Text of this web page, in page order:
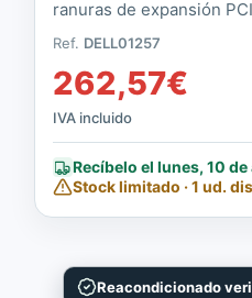
Reacondicionado
ranuras de expansión
Ref. DELL01257
262,57€
IVA incluido
Recíbelo el lunes, 10
Stock limitado · 1 ud.